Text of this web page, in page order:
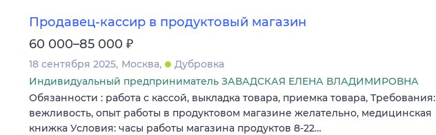
Продавец-кассир в продуктовый магазин
60 000–85 000 ₽
18 сентября 2025 Москва
Дубровка
Индивидуальный предприниматель ЗАВАДСКАЯ ЕЛЕНА ВЛАДИМИРОВНА
Обязанности : работа с кассой, выкладка товара, приемка товара, Требования:
вежливость, опыт работы в продуктовом магазине желательно, медицинская
книжка Условия: часы работы магазина продуктов 8-22…